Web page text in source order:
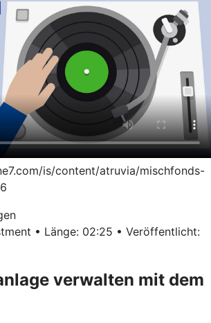
is/content/atruvia/mischfonds-
• Länge: 02:25 • Veröffentlicht:
verwalten mit dem